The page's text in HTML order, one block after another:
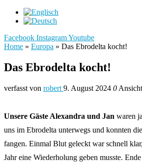
Facebook InstagramYoutube
Home » Europa » Das Ebrodelta kocht!
Das Ebrodelta kocht!
verfasst von robert 9. August 2024 0
Unsere Gäste Alexandra und Jan waren
uns im Ebrodelta unterwegs und konnten
fangen. Einmal Blut geleckt war schnell
Jahr eine Wiederholung geben musste.